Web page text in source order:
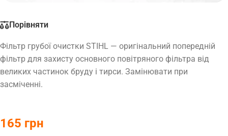
Порівняти
Фільтр грубої очистки STIHL — оригінальний попередній
фільтр для захисту основного повітряного фільтра від
великих частинок бруду і тирси. Замінювати при
засміченні.
165 грн